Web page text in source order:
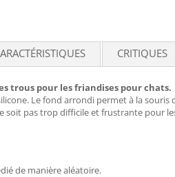
CRITIQUES
trous pour les friandises pour chats.
Le fond arrondi permet à la
soit pas trop difficile et frustrante pour
de manière aléatoire.